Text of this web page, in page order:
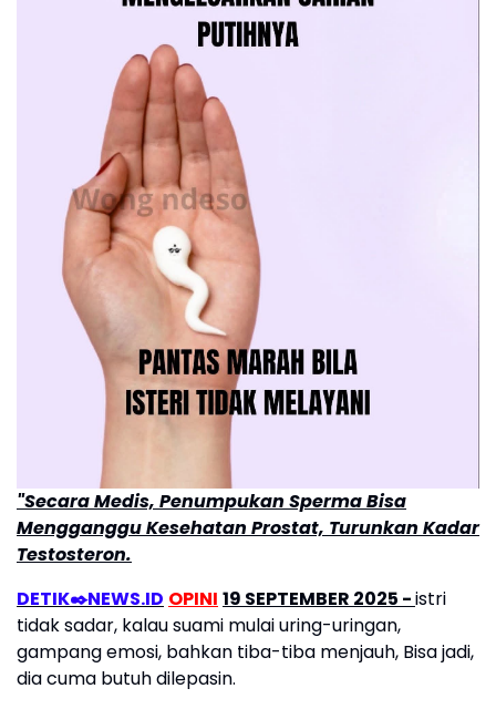
"Secara Medis, Penumpukan Sperma Bisa
Mengganggu Kesehatan Prostat, Turunkan Kadar
Testosteron.
DETIK✒️NEWS.ID OPINI 19 SEPTEMBER 2025 -istri
tidak sadar, kalau suami mulai uring-uringan,
gampang emosi, bahkan tiba-tiba menjauh, Bisa jadi,
dia cuma butuh dilepasin.